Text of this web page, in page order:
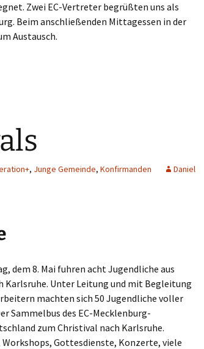
Zwei EC-Vertreter begrüßten uns als
Beim anschließenden Mittagessen in der
Austausch.
, Junge Gemeinde, Konfirmanden
Daniel
dem 8. Mai fuhren acht Jugendliche aus
Karlsruhe. Unter Leitung und mit Begleitung
machten sich 50 Jugendliche voller
Sammelbus des EC-Mecklenburg-
zum Christival nach Karlsruhe.
Gottesdienste, Konzerte, viele